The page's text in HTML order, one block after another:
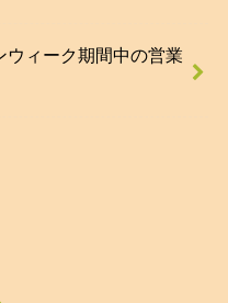
ウィーク期間中の営業